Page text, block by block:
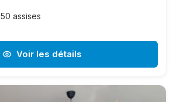
50 assises
Voir les détails